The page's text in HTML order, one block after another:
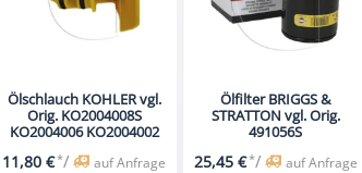
Ölschlauch KOHLER vgl.
Orig. KO2004008S
KO2004006 KO2004002
11,80 €*/ auf Anfrage
Ölfilter BRIGGS &
STRATTON vgl. Orig.
491056S
25,45 €*/ auf Anfrage